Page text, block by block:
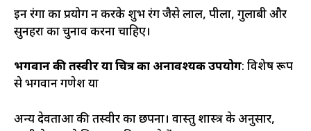
इन रंगों का प्रयोग न करके शुभ रंग जैसे लाल, पीला, गुलाबी और
सुनहरा का चुनाव करना चाहिए।
भगवान की तस्वीर या चित्र का अनावश्यक उपयोग: विशेष रूप
से भगवान गणेश या
अन्य देवताओं की तस्वीर का छपना। वास्तु शास्त्र के अनुसार,